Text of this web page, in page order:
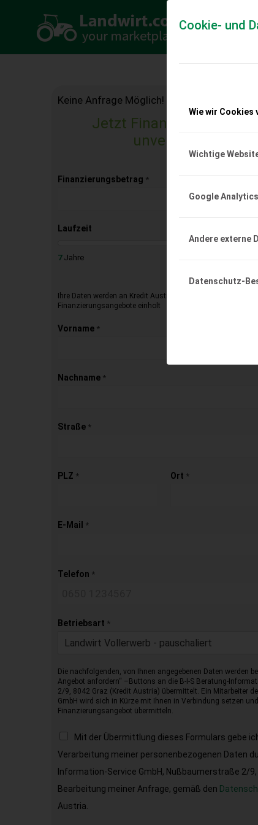
Cookie- und
Wie wir Cookies
Wichtige
Google
Andere externe
Datenschutz-
Keine Anfrage Möglich!
Jetzt
unverbindlich &
Finanzierungsbetrag *
Laufzeit
7Jahre
Ihre Daten werden an Kredit Austria übermittelt, die dann für
Finanzierungsangebote einholt
Vorname *
Nachname *
Straße *
PLZ * Ort *
E-Mail *
Telefon *
Betriebsart *
Landwirt Vollerwerb - pauschaliert
Die nachfolgenden, von Ihnen angegebenen Daten werden
Angebot anfordern“ –Buttons an die B-I-S Beratung-
2/9, 8042 Graz (Kredit Austria) übermittelt. Ein Mitarbeiter
GmbH wird sich in Kürze mit Ihnen in Verbindung setzen
Finanzierungsangebot übermitteln.
Mit der Übermittlung dieses Formulars gebe
Verarbeitung meiner personenbezogenen Daten
Information-Service GmbH, Nußbaumerstraße 2/
Bearbeitung meiner Anfrage, gemäß den
Austria.